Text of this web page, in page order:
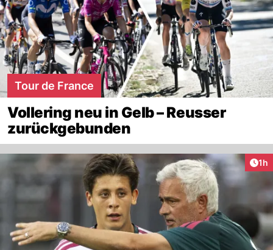
Tour de France
Vollering neu in Gelb – Reusser
zurückgebunden
1h